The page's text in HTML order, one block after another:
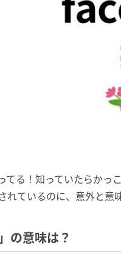
てる！知っていたらかっ
れているのに、意外と意
の意味は？